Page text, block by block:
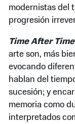
modernistas del
progresión
Time After Time
arte son, más
evocando
hablan del
sucesión; y
memoria como
interpretados